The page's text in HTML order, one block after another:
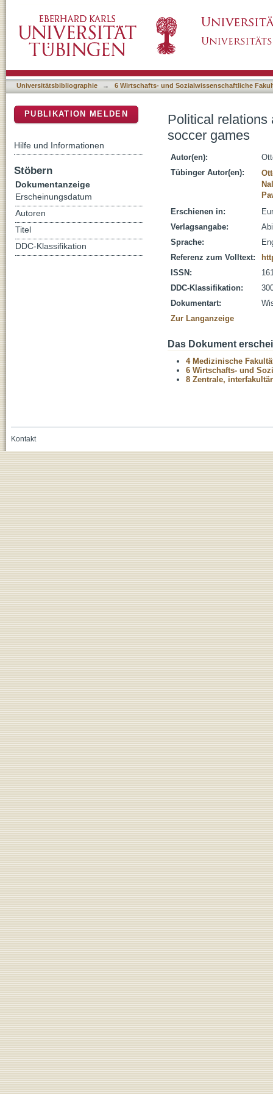
Universitätsbibliographie → 6 Wirtschafts- und Sozialwissenschaftliche
Political relations
soccer games
Autor(en):
Tübinger Autor(en):
Erschienen in:
Verlagsangabe:
Sprache:
Referenz zum Volltext:
ISSN:
DDC-Klassifikation:
Dokumentart:
Zur Langanzeige
Das Dokument
4 Medizinische
6 Wirtschafts- und
8 Zentrale,
PUBLIKATION MELDEN
Hilfe und Informationen
Stöbern
Dokumentanzeige
Erscheinungsdatum
Autoren
Titel
DDC-Klassifikation
Kontakt